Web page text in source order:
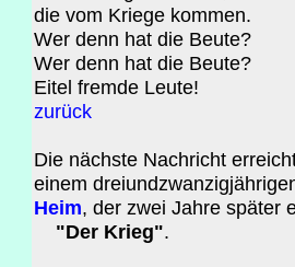
die vom Kriege kommen.
Wer denn hat die Beute?
Wer denn hat die Beute?
Eitel fremde Leute!
zurück
Die nächste Nachricht
einem
Heim, der zwei Jahre später
"Der Krieg".